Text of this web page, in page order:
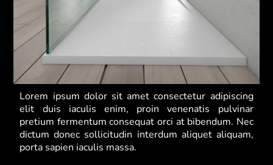
Lorem ipsum dolor sit amet consectetur adipiscing
elit duis iaculis enim, proin venenatis pulvinar
pretium fermentum consequat orci at bibendum. Nec
dictum donec sollicitudin interdum aliquet aliquam,
porta sapien iaculis massa.